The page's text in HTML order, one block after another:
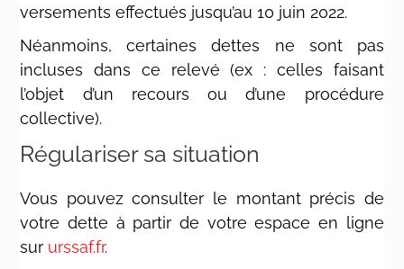
versements effectués jusqu’au 10 juin 2022.
Néanmoins, certaines dettes ne sont pas
incluses dans ce relevé (ex : celles faisant
l’objet d’un recours ou d’une procédure
collective).
Régulariser sa situation
Vous pouvez consulter le montant précis de
votre dette à partir de votre espace en ligne
sur urssaf.fr.